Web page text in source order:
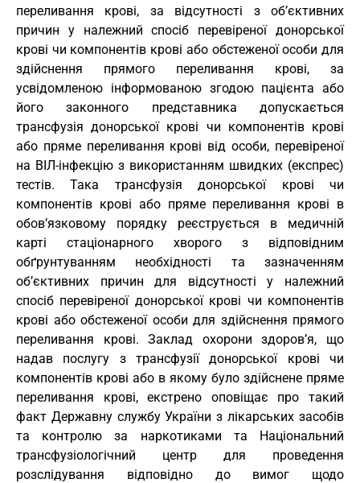
переливання крові, за відсутності з об’єктивних
причин у належний спосіб перевіреної донорської
крові чи компонентів крові або обстеженої особи для
здійснення прямого переливання крові, за
усвідомленою інформованою згодою пацієнта або
його законного представника допускається
трансфузія донорської крові чи компонентів крові
або пряме переливання крові від особи, перевіреної
на ВІЛ-інфекцію з використанням швидких (експрес)
тестів. Така трансфузія донорської крові чи
компонентів крові або пряме переливання крові в
обов’язковому порядку реєструється в медичній
карті стаціонарного хворого з відповідним
обґрунтуванням необхідності та зазначенням
об’єктивних причин для відсутності у належний
спосіб перевіреної донорської крові чи компонентів
крові або обстеженої особи для здійснення прямого
переливання крові. Заклад охорони здоров’я, що
надав послугу з трансфузії донорської крові чи
компонентів крові або в якому було здійснене пряме
переливання крові, екстрено оповіщає про такий
факт Державну службу України з лікарських засобів
та контролю за наркотиками та Національний
трансфузіологічний центр для проведення
розслідування відповідно до вимог щодо